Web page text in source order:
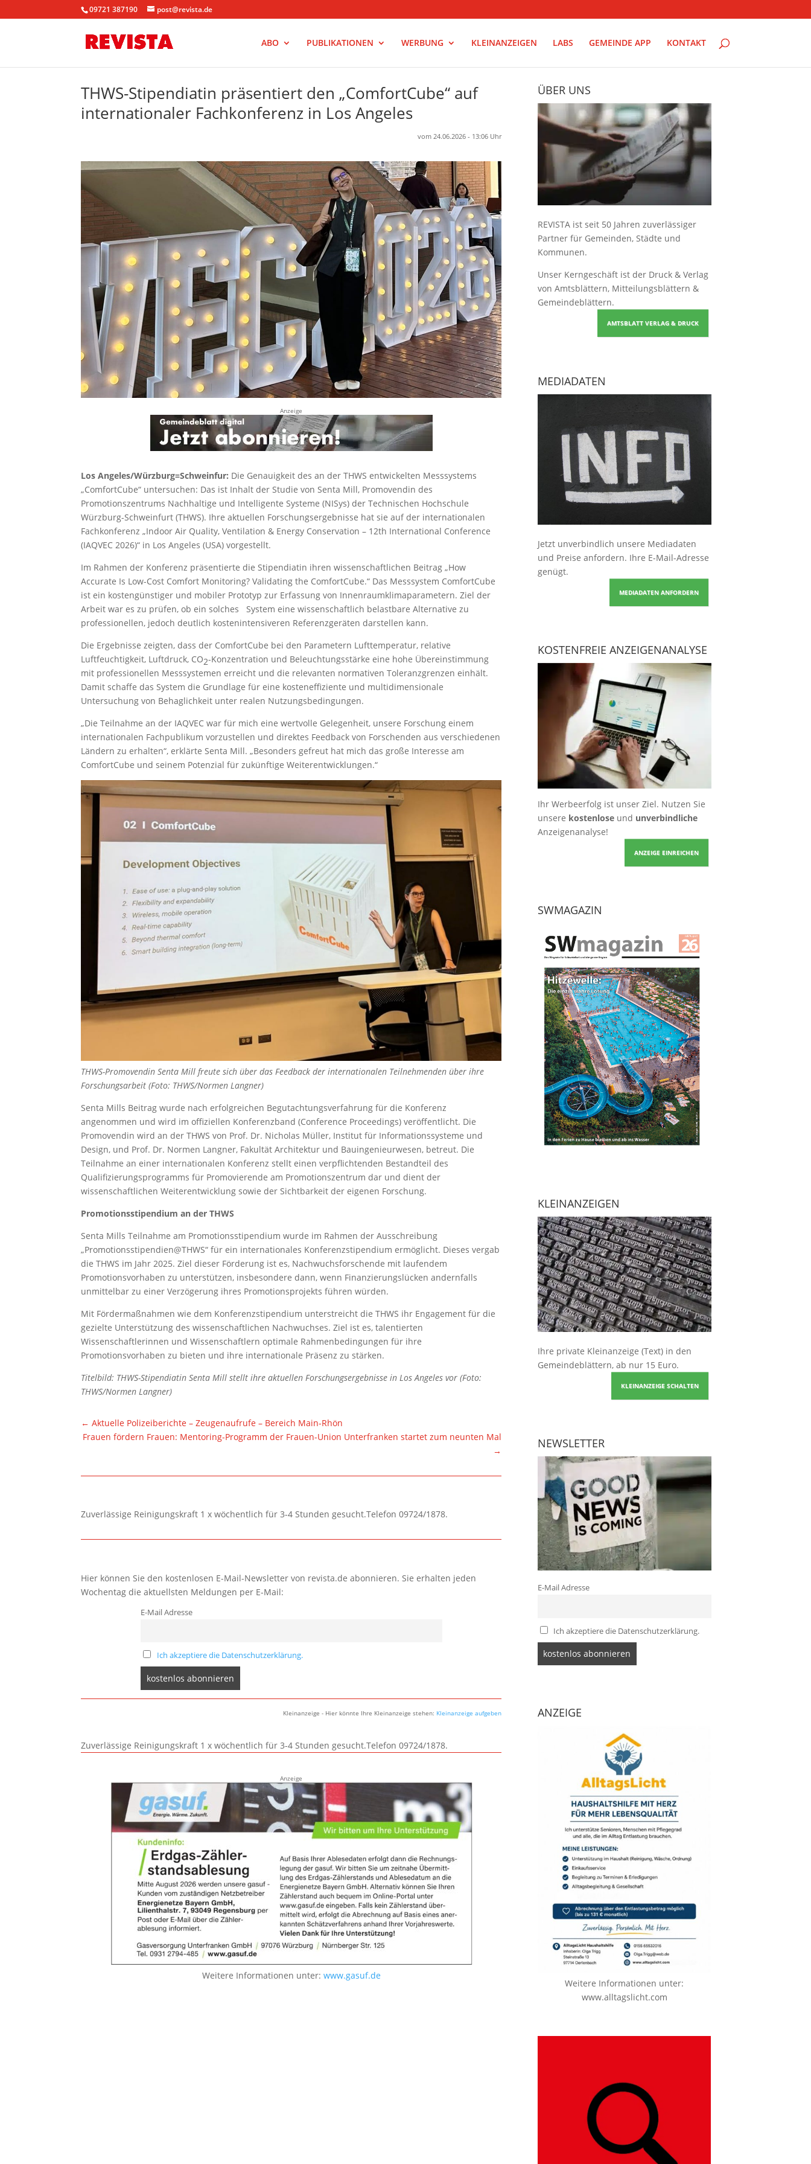
09721 387190 post@revista.de
ABO PUBLIKATIONEN WERBUNG KLEINANZEIGEN LABS GEMEINDE APP KONTAKT
THWS-Stipendiatin präsentiert den „ComfortCube“ auf
internationaler Fachkonferenz in Los Angeles
vom 24.06.2026 - 13:06 Uhr
Anzeige
Los Angeles/Würzburg=Schweinfur: Die Genauigkeit des an der THWS entwickelten Messsystems
„ComfortCube“ untersuchen: Das ist Inhalt der Studie von Senta Mill, Promovendin des
Promotionszentrums Nachhaltige und Intelligente Systeme (NISys) der Technischen Hochschule
Würzburg-Schweinfurt (THWS). Ihre aktuellen Forschungsergebnisse hat sie auf der internationalen
Fachkonferenz „Indoor Air Quality, Ventilation & Energy Conservation – 12th International Conference
(IAQVEC 2026)“ in Los Angeles (USA) vorgestellt.
Im Rahmen der Konferenz präsentierte die Stipendiatin ihren wissenschaftlichen Beitrag „How
Accurate Is Low-Cost Comfort Monitoring? Validating the ComfortCube.“ Das Messsystem ComfortCube
ist ein kostengünstiger und mobiler Prototyp zur Erfassung von Innenraumklimaparametern. Ziel der
Arbeit war es zu prüfen, ob ein solches System eine wissenschaftlich belastbare Alternative zu
professionellen, jedoch deutlich kostenintensiveren Referenzgeräten darstellen kann.
Die Ergebnisse zeigten, dass der ComfortCube bei den Parametern Lufttemperatur, relative
Luftfeuchtigkeit, Luftdruck, CO2-Konzentration und Beleuchtungsstärke eine hohe Übereinstimmung
mit professionellen Messsystemen erreicht und die relevanten normativen Toleranzgrenzen einhält.
Damit schaffe das System die Grundlage für eine kosteneffiziente und multidimensionale
Untersuchung von Behaglichkeit unter realen Nutzungsbedingungen.
„Die Teilnahme an der IAQVEC war für mich eine wertvolle Gelegenheit, unsere Forschung einem
internationalen Fachpublikum vorzustellen und direktes Feedback von Forschenden aus verschiedenen
Ländern zu erhalten“, erklärte Senta Mill. „Besonders gefreut hat mich das große Interesse am
ComfortCube und seinem Potenzial für zukünftige Weiterentwicklungen.“
THWS-Promovendin Senta Mill freute sich über das Feedback der internationalen Teilnehmenden über ihre
Forschungsarbeit (Foto: THWS/Normen Langner)
Senta Mills Beitrag wurde nach erfolgreichen Begutachtungsverfahrung für die Konferenz
angenommen und wird im offiziellen Konferenzband (Conference Proceedings) veröffentlicht. Die
Promovendin wird an der THWS von Prof. Dr. Nicholas Müller, Institut für Informationssysteme und
Design, und Prof. Dr. Normen Langner, Fakultät Architektur und Bauingenieurwesen, betreut. Die
Teilnahme an einer internationalen Konferenz stellt einen verpflichtenden Bestandteil des
Qualifizierungsprogramms für Promovierende am Promotionszentrum dar und dient der
wissenschaftlichen Weiterentwicklung sowie der Sichtbarkeit der eigenen Forschung.
Promotionsstipendium an der THWS
Senta Mills Teilnahme am Promotionsstipendium wurde im Rahmen der Ausschreibung
„Promotionsstipendien@THWS“ für ein internationales Konferenzstipendium ermöglicht. Dieses vergab
die THWS im Jahr 2025. Ziel dieser Förderung ist es, Nachwuchsforschende mit laufendem
Promotionsvorhaben zu unterstützen, insbesondere dann, wenn Finanzierungslücken andernfalls
unmittelbar zu einer Verzögerung ihres Promotionsprojekts führen würden.
Mit Fördermaßnahmen wie dem Konferenzstipendium unterstreicht die THWS ihr Engagement für die
gezielte Unterstützung des wissenschaftlichen Nachwuchses. Ziel ist es, talentierten
Wissenschaftlerinnen und Wissenschaftlern optimale Rahmenbedingungen für ihre
Promotionsvorhaben zu bieten und ihre internationale Präsenz zu stärken.
Titelbild: THWS-Stipendiatin Senta Mill stellt ihre aktuellen Forschungsergebnisse in Los Angeles vor (Foto:
THWS/Normen Langner)
←Aktuelle Polizeiberichte – Zeugenaufrufe – Bereich Main-Rhön
Frauen fördern Frauen: Mentoring-Programm der Frauen-Union Unterfranken startet zum neunten Mal
→
Zuverlässige Reinigungskraft 1 x wöchentlich für 3-4 Stunden gesucht.Telefon 09724/1878.
Hier können Sie den kostenlosen E-Mail-Newsletter von revista.de abonnieren. Sie erhalten jeden
Wochentag die aktuellsten Meldungen per E-Mail:
E-Mail Adresse
Ich akzeptiere die Datenschutzerklärung.
Kleinanzeige - Hier könnte Ihre Kleinanzeige stehen: Kleinanzeige aufgeben
Zuverlässige Reinigungskraft 1 x wöchentlich für 3-4 Stunden gesucht.Telefon 09724/1878.
Anzeige
Weitere Informationen unter: www.gasuf.de
ÜBER UNS
REVISTA ist seit 50 Jahren zuverlässiger
Partner für Gemeinden, Städte und
Kommunen.
Unser Kerngeschäft ist der Druck & Verlag
von Amtsblättern, Mitteilungsblättern &
Gemeindeblättern.
AMTSBLATT VERLAG & DRUCK
MEDIADATEN
Jetzt unverbindlich unsere Mediadaten
und Preise anfordern. Ihre E-Mail-Adresse
genügt.
MEDIADATEN ANFORDERN
KOSTENFREIE ANZEIGENANALYSE
Ihr Werbeerfolg ist unser Ziel. Nutzen Sie
unsere kostenloseund unverbindliche
Anzeigenanalyse!
ANZEIGE EINREICHEN
SWMAGAZIN
KLEINANZEIGEN
Ihre private Kleinanzeige (Text) in den
Gemeindeblättern, ab nur 15 Euro.
KLEINANZEIGE SCHALTEN
NEWSLETTER
E-Mail Adresse
Ich akzeptiere die Datenschutzerklärung.
ANZEIGE
Weitere Informationen unter:
www.alltagslicht.com